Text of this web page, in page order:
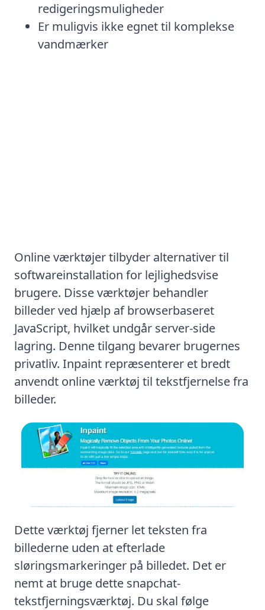
redigeringsmuligheder
Er muligvis ikke egnet til komplekse
vandmærker
Online værktøjer tilbyder alternativer til
softwareinstallation for lejlighedsvise
brugere. Disse værktøjer behandler
billeder ved hjælp af browserbaseret
JavaScript, hvilket undgår server-side
lagring. Denne tilgang bevarer brugernes
privatliv. Inpaint repræsenterer et bredt
anvendt online værktøj til tekstfjernelse fra
billeder.
Dette værktøj fjerner let teksten fra
billederne uden at efterlade
sløringsmarkeringer på billedet. Det er
nemt at bruge dette snapchat-
tekstfjerningsværktøj. Du skal følge